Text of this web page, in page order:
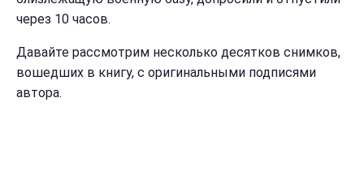
через 10 часов.
Давайте рассмотрим несколько десятков снимков,
вошедших в книгу, с оригинальными подписями
автора.